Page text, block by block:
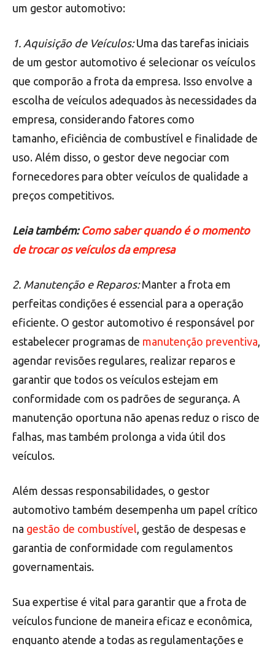
um gestor automotivo:
1. Aquisição de Veículos:Uma das tarefas iniciais
de um gestor automotivo é selecionar os veículos
que comporão a frota da empresa. Isso envolve a
escolha de veículos adequados às necessidades da
empresa, considerando fatores como
tamanho, eficiência de combustível e finalidade de
uso. Além disso, o gestor deve negociar com
fornecedores para obter veículos de qualidade a
preços competitivos.
Leia também:Como saber quando é o momento
de trocar os veículos da empresa
2. Manutenção e Reparos:Manter a frota em
perfeitas condições é essencial para a operação
eficiente. O gestor automotivo é responsável por
estabelecer programas de manutenção preventiva
agendar revisões regulares, realizar reparos e
garantir que todos os veículos estejam em
conformidade com os padrões de segurança. A
manutenção oportuna não apenas reduz o risco de
falhas, mas também prolonga a vida útil dos
veículos.
Além dessas responsabilidades, o gestor
automotivo também desempenha um papel crítico
na gestão de combustível , gestão de despesas e
garantia de conformidade com regulamentos
governamentais.
Sua expertise é vital para garantir que a frota de
veículos funcione de maneira eficaz e econômica,
enquanto atende a todas as regulamentações e